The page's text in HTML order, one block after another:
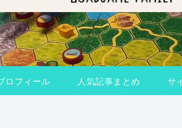
ロフィール 人気記事まとめ サ